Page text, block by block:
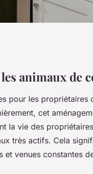
animaux de
pour les propriétaires
cet
la vie des
très actifs. Cela
venues constantes